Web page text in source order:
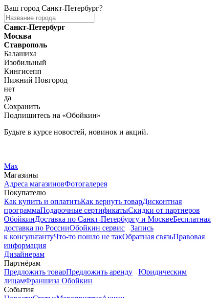
Ваш город Санкт-Петербург?
Санкт-Петербург
Москва
Ставрополь
Балашиха
Изобильный
Кингисепп
Нижний Новгород
нет
да
Сохранить
Подпишитесь на «Обойкин»
Будьте в курсе новостей, новинок и акций.
Max
Магазины
Адреса магазиновФотогалерея
Покупателю
Как купить и оплатитьКак вернуть товарДисконтная
программаПодарочные сертификатыСкидки от партнеров
ОбойкинДоставка по Санкт-Петербургу и МосквеБесплатная
доставка по РоссииОбойкин сервис
Запись
к консультантуЧто-то пошло не такОбратная связьПравовая
информация
Дизайнерам
Партнёрам
Предложить товарПредложить аренду
Юридическим
лицамФраншиза Обойкин
События